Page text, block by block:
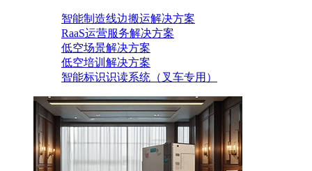
智能制造线边搬运解决方案
RaaS运营服务解决方案
低空场景解决方案
低空培训解决方案
智能标识识读系统（叉车专用）